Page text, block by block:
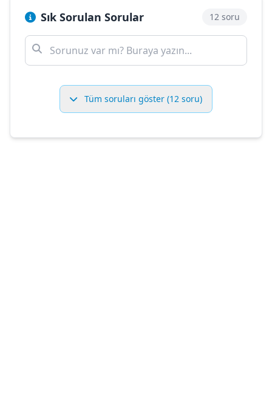
Sık Sorulan Sorular 12 soru
Tüm soruları göster (12 soru)